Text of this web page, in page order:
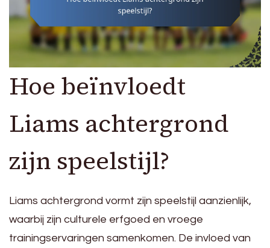
Hoe beïnvloedt
Liams achtergrond
zijn speelstijl?
Liams achtergrond vormt zijn speelstijl aanzienlijk,
waarbij zijn culturele erfgoed en vroege
trainingservaringen samenkomen. De invloed van